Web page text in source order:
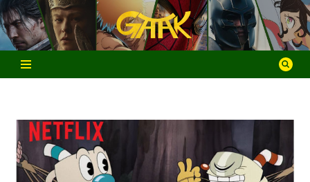
Aller
au
contenu